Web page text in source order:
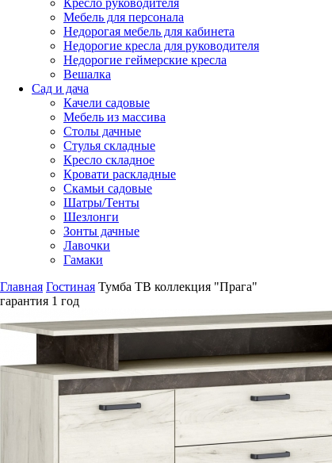
Мебель для персонала
Недорогая мебель для кабинета
Недорогие кресла для руководителя
Недорогие геймерские кресла
Вешалка
Сад и дача
Качели садовые
Мебель из массива
Столы дачные
Стулья складные
Кресло складное
Кровати раскладные
Скамьи садовые
Шатры/Тенты
Шезлонги
Зонты дачные
Лавочки
Гамаки
Главная Гостиная Тумба ТВ коллекция "Прага"
гарантия 1 год